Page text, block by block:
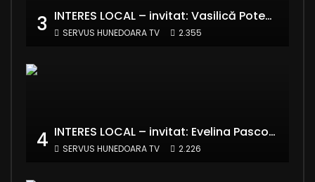
3 INTERES LOCAL – invitat: Vasilică Potecă – Senator PNL Hunedoara
SERVUS HUNEDOARA TV 2.355
4 INTERES LOCAL – invitat: Evelina Pasconi – Vicepreședinte Asociația Casa Divină
SERVUS HUNEDOARA TV 2.226